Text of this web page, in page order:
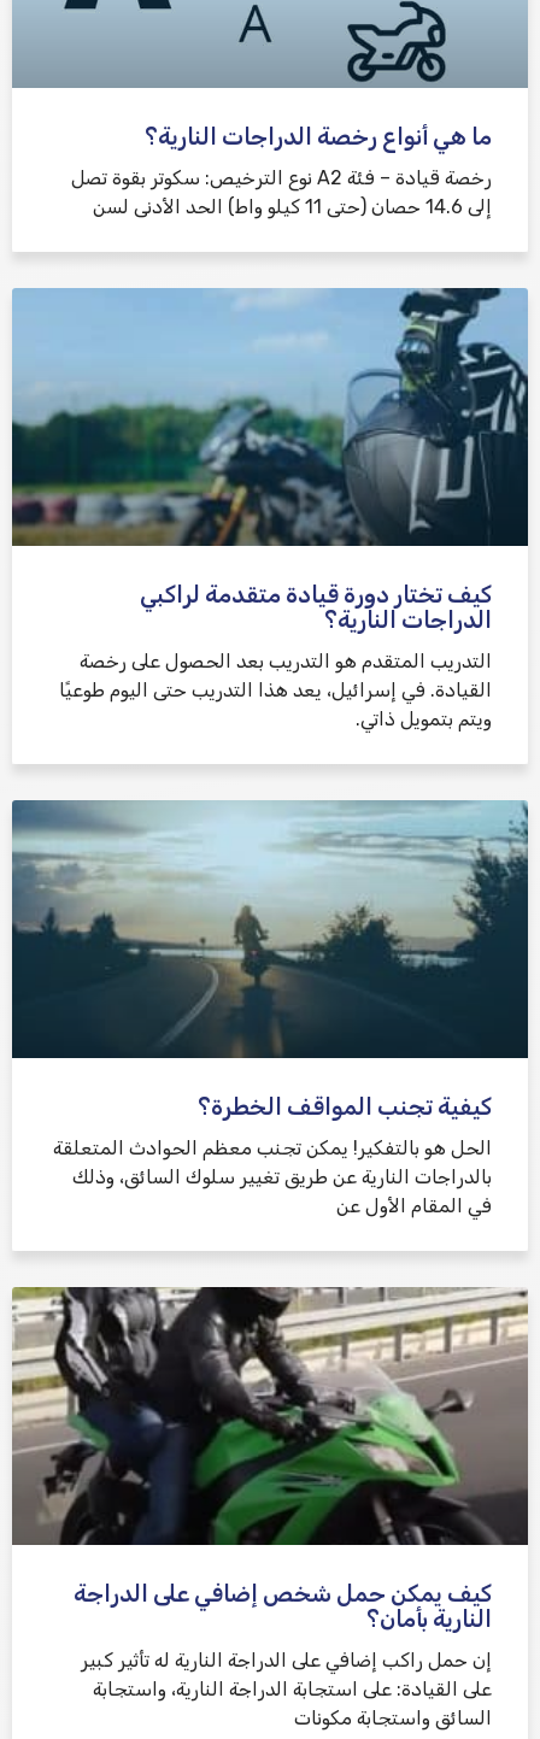
ما هي أنواع رخصة الدراجات النارية؟
رخصة قيادة – فئة A2 نوع الترخيص: سكوتر بقوة تصل
إلى 14.6 حصان (حتى 11 كيلو واط) الحد الأدنى لسن
كيف تختار دورة قيادة متقدمة لراكبي
الدراجات النارية؟
التدريب المتقدم هو التدريب بعد الحصول على رخصة
القيادة. في إسرائيل، يعد هذا التدريب حتى اليوم طوعيًا
ويتم بتمويل ذاتي.
كيفية تجنب المواقف الخطرة؟
الحل هو بالتفكير! يمكن تجنب معظم الحوادث المتعلقة
بالدراجات النارية عن طريق تغيير سلوك السائق، وذلك
في المقام الأول عن
كيف يمكن حمل شخص إضافي على الدراجة
النارية بأمان؟
إن حمل راكب إضافي على الدراجة النارية له تأثير كبير
على القيادة: على استجابة الدراجة النارية، واستجابة
السائق واستجابة مكونات